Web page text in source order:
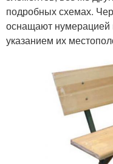
подробных схемах.
оснащают нумерацией
указанием их